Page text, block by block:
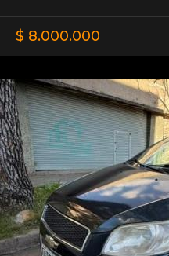
$ 8.000.000